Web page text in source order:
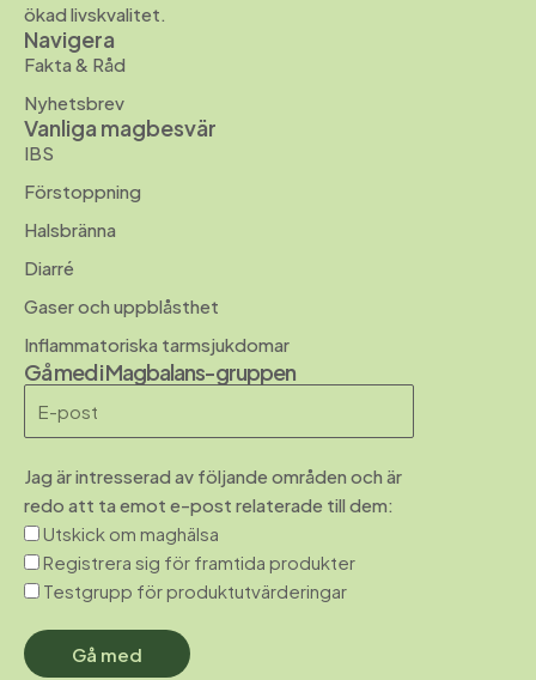
ökad livskvalitet.
Navigera
Fakta & Råd
Nyhetsbrev
Vanliga magbesvär
IBS
Förstoppning
Halsbränna
Diarré
Gaser och uppblåsthet
Inflammatoriska tarmsjukdomar
Gå med i Magbalans-gruppen
Jag är intresserad av följande områden och är
redo att ta emot e-post relaterade till dem:
Utskick om maghälsa
Registrera sig för framtida produkter
Testgrupp för produktutvärderingar
Gå med